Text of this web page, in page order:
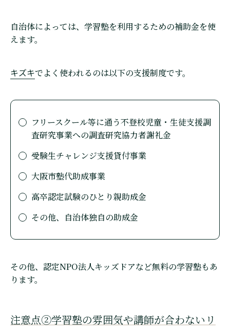
自治体によっては、学習塾を利用するための補助金を使
えます。
キズキでよく使われるのは以下の支援制度です。
フリースクール等に通う不登校児童・生徒支援調
査研究事業への調査研究協力者謝礼金
受験生チャレンジ支援貸付事業
大阪市塾代助成事業
高卒認定試験のひとり親助成金
その他、自治体独自の助成金
その他、認定NPO法人キッズドアなど無料の学習塾もあ
ります。
注意点②学習塾の雰囲気や講師が合わないリ